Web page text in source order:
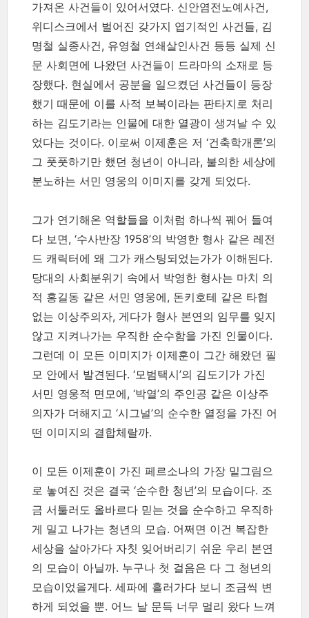
가져온 사건들이 있어서였다. 신안염전노예사건,
위디스크에서 벌어진 갖가지 엽기적인 사건들, 김
명철 실종사건, 유영철 연쇄살인사건 등등 실제 신
문 사회면에 나왔던 사건들이 드라마의 소재로 등
장했다. 현실에서 공분을 일으켰던 사건들이 등장
했기 때문에 이를 사적 보복이라는 판타지로 처리
하는 김도기라는 인물에 대한 열광이 생겨날 수 있
었다는 것이다. 이로써 이제훈은 저 ‘건축학개론’의
그 풋풋하기만 했던 청년이 아니라, 불의한 세상에
분노하는 서민 영웅의 이미지를 갖게 되었다.
그가 연기해온 역할들을 이처럼 하나씩 꿰어 들여
다 보면, ‘수사반장 1958’의 박영한 형사 같은 레전
드 캐릭터에 왜 그가 캐스팅되었는가가 이해된다.
당대의 사회분위기 속에서 박영한 형사는 마치 의
적 홍길동 같은 서민 영웅에, 돈키호테 같은 타협
없는 이상주의자, 게다가 형사 본연의 임무를 잊지
않고 지켜나가는 우직한 순수함을 가진 인물이다.
그런데 이 모든 이미지가 이제훈이 그간 해왔던 필
모 안에서 발견된다. ‘모범택시’의 김도기가 가진
서민 영웅적 면모에, ‘박열’의 주인공 같은 이상주
의자가 더해지고 ‘시그널’의 순수한 열정을 가진 어
떤 이미지의 결합체랄까.
이 모든 이제훈이 가진 페르소나의 가장 밑그림으
로 놓여진 것은 결국 ‘순수한 청년’의 모습이다. 조
금 서툴러도 올바르다 믿는 것을 순수하고 우직하
게 밀고 나가는 청년의 모습. 어쩌면 이건 복잡한
세상을 살아가다 자칫 잊어버리기 쉬운 우리 본연
의 모습이 아닐까. 누구나 첫 걸음은 다 그 청년의
모습이었을게다. 세파에 흘러가다 보니 조금씩 변
하게 되었을 뿐. 어느 날 문득 너무 멀리 왔다 느껴